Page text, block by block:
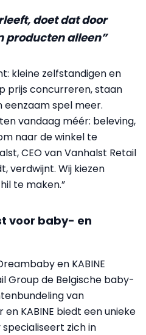
doet dat door
producten alleen”
kleine zelfstandigen en
prijs concurreren, staan
eenzaam spel meer.
vandaag méér: beleving,
naar de winkel te
CEO van Vanhalst Retail
verdwijnt. Wij kiezen
te maken.”
voor baby- en
en KABINE
Group de Belgische baby-
van
KABINE biedt een unieke
zich in